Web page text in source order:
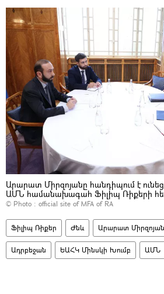
Արարատ Միրզոյանը հանդիպում է
ԱՄՆ համանախագահ Ֆիլիպ Ռիքերի
© Photo : official site of MFA of RA
Ֆիլիպ Ռիքեր Ժնև Արարատ Միրզոյան
Ադրբեջան ԵԱՀԿ Մինսկի Խումբ ԱՄՆ